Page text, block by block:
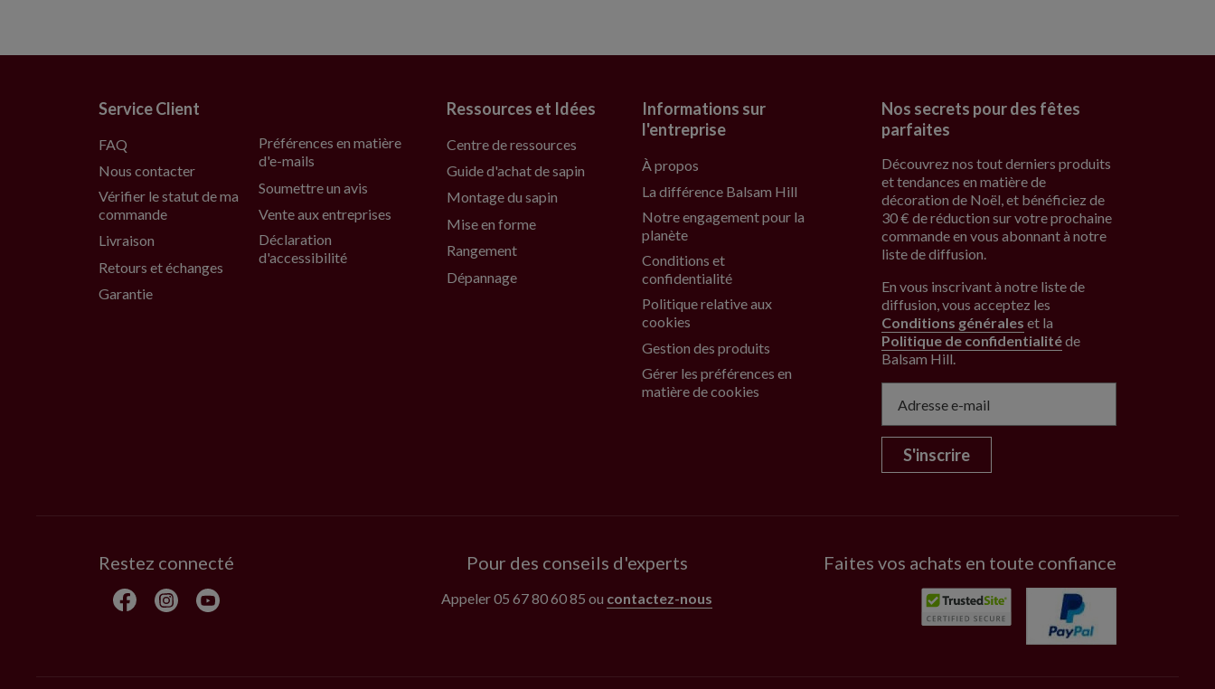
Service Client
FAQ
Nous contacter
Vérifier le statut de ma
commande
Livraison
Retours et échanges
Garantie
Préférences en matière
d'e-mails
Soumettre un avis
Vente aux entreprises
Déclaration
d'accessibilité
Ressources et Idées
Centre de ressources
Guide d'achat de sapin
Montage du sapin
Mise en forme
Rangement
Dépannage
Informations sur
l'entreprise
À propos
La différence Balsam Hill
Notre engagement pour la
planète
Conditions et
confidentialité
Politique relative aux
cookies
Gestion des produits
Gérer les préférences en
matière de cookies
Nos secrets pour des fêtes
parfaites
Découvrez nos tout derniers produits
et tendances en matière de
décoration de Noël, et bénéficiez de
30 € de réduction sur votre prochaine
commande en vous abonnant à notre
liste de diffusion.
En vous inscrivant à notre liste de
diffusion, vous acceptez les
Conditions générales et la
Politique de confidentialitéde
Balsam Hill.
S'inscrire
Restez connecté Pour des conseils d'experts
Appeler05 67 80 60 85 ou contactez-nous
Faites vos achats en toute confiance